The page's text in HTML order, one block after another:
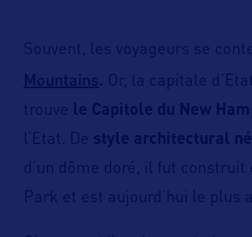
Souvent, les voyageurs se
Mountains. Or, la capitale
trouve le Capitole du New
l’Etat. De style architectural
d’un dôme doré, il fut construit
Park et est aujourd’hui le plus